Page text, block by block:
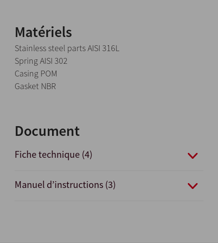
Matériels
Stainless steel parts AISI 316L
Spring AISI 302
Casing POM
Gasket NBR
Document
Fiche technique (4)
Manuel d’instructions (3)